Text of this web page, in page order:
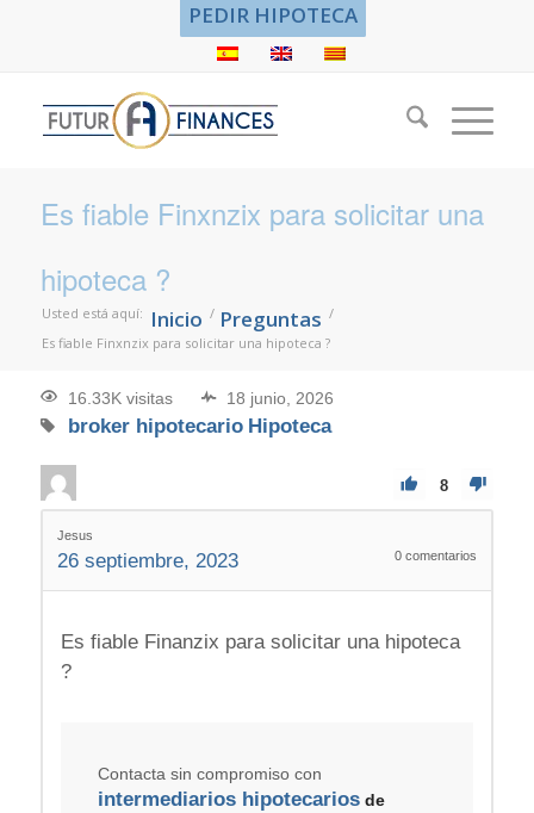
PEDIR HIPOTECA
Es fiable Finxnzix para solicitar una
hipoteca ?
Usted está aquí: Inicio / Preguntas /
Es fiable Finxnzix para solicitar una hipoteca ?
16.33K visitas 18 junio, 2026
broker hipotecario Hipoteca
8
Jesus
26 septiembre, 2023 0 comentarios
Es fiable Finanzix para solicitar una hipoteca
?
Contacta sin compromiso con
intermediarios hipotecariosde